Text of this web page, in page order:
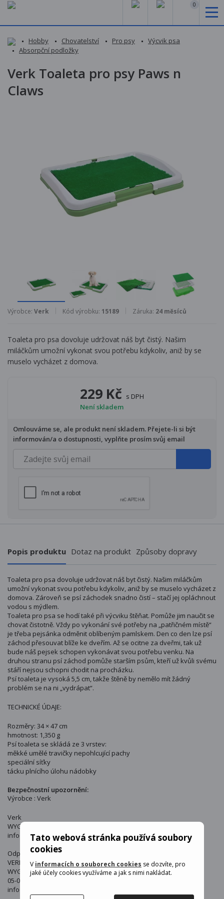
Tato webová stránka používá soubory
cookies
V informacích o souborech cookies se dozvíte, pro
jaké účely cookies využíváme a jak s nimi nakládat.
0
Hobby Chovatelství Pro psy
Výcvik psa
Absorpční podložky
Verk Toaleta pro psy Paws n
Claws
Výrobce: Verk Kód výrobku: 15189 Záruka: 24 měsíců
Toaleta pro psa dovoluje udržovat náš byt čistý. Našim
miláčkům umožní vykonat svou potřebu kdykoliv, aniž by se
muselo vycházet z domova.
229 Kč s DPH
Není skladem
Omlouváme se, ale produkt není skladem. Přejete-li si být
informován/a o dostupnosti, vyplňte prosím svůj email
Popis produktu Dotaz na produkt Způsoby dopravy
Toaleta pro psa dovoluje udržovat náš byt čistý. Našim miláčkům
umožní vykonat svou potřebu kdykoliv, aniž by se muselo vycházet z
domova. Zároveň se psí záchodek snadno čistí – stačí jej opláchnout
vodou s mýdlem.
Toaleta pro psa se hodí také při výcviku štěňat. Pomůže jim naučit se
chovat čistotně. Vždy po vykonání své potřeby na „patřičném místě“
je třeba pejsánka odměnit oblíbeným pamlskem. Den co den lze psí
záchod přesouvat blíže ke dveřím. Až se ocitne za dveřmi, tak už
bude náš pejsek schopen vykonávat svou potřebu venku. Na
druhou stranu psí záchod pomůže starším psům, kteří už kvůli svému
stáří nejsou schopni chodit na procházku.
Psí toaleta je vysoká 5,5 cm, takže štěně by nemělo mít žádný
problém se na ni „vydrápat“.
TECHNICKÉ ÚDAJE:
Rozměry: 34 × 47 cm
hmotnost: 1,350 g
Psí toaleta se skládá ze 3 vrstev:
měkké umělé travičky nepohlcující pachy
speciální síťky
tácku plnícího úlohu nádobky
Bezpečnostní upozornění:
Výrobce : Verk
Verk
WYGODY 16, 05-090 PODOLSZYN NOWY, POLSKA
info@verkgroup.pl
Odpovědná osoba v EU:
VERK GROUP SIKORSKI SP.K.
WYGODY 16
05-090 PODOLSZYN NOWY Polska
info@verkgroup.pl